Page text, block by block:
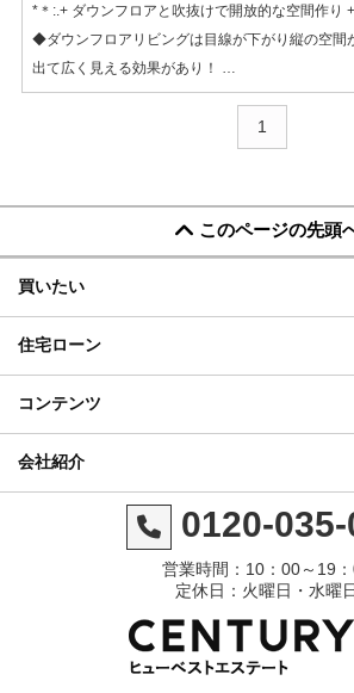
*＊:.+ ダウンフロアと吹抜けで開放的な空間作り
◆ダウンフロアリビングは目線が下がり縦の空間
出て広く見える効果があり！
◆リビングから繋がる段床付きのタイルデッキで
◆２階は、吹き抜けとその空間を囲むような間取
1
このページの先頭
買いたい
住宅ローン
コンテンツ
会社紹介
0120-
営業時間：10：00～19
定休日：火曜日・水曜